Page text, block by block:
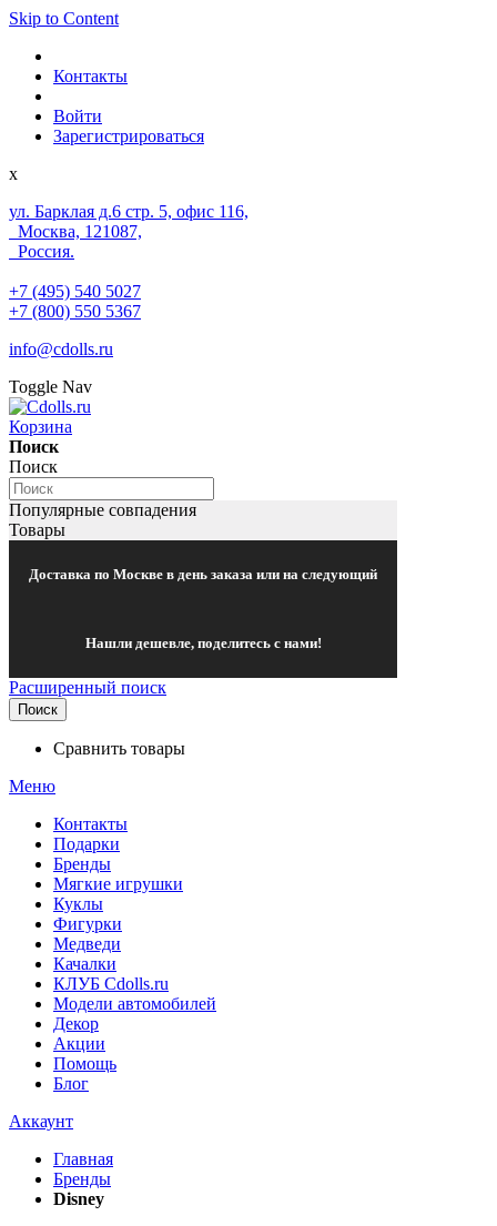
Skip to Content
Контакты
Войти
Зарегистрироваться
x
ул. Барклая д.6 стр. 5, офис 116,
Москва, 121087,
Россия.
+7 (495) 540 5027
+7 (800) 550 5367
info@cdolls.ru
Toggle Nav
Корзина
Поиск
Поиск
Популярные совпадения
Товары
Доставка по Москве в день заказа или на следующий
Нашли дешевле, поделитесь с нами!
Расширенный поиск
Поиск
Сравнить товары
Меню
Контакты
Подарки
Бренды
Мягкие игрушки
Куклы
Фигурки
Медведи
Качалки
КЛУБ Cdolls.ru
Модели автомобилей
Декор
Акции
Помощь
Блог
Аккаунт
Главная
Бренды
Disney